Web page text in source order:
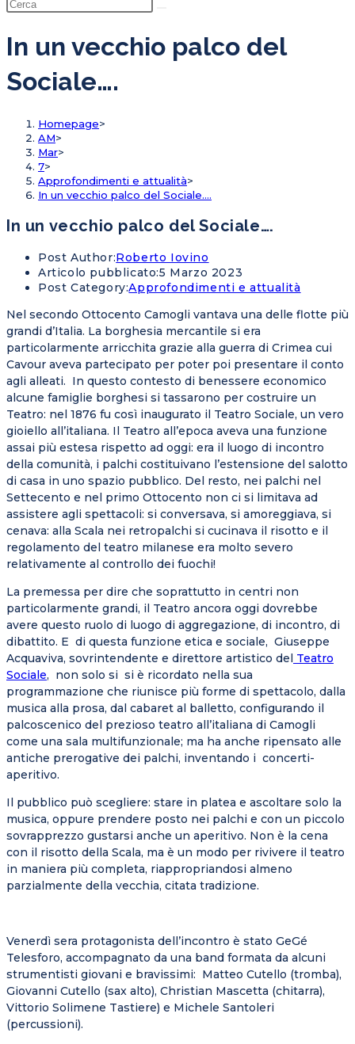
In un vecchio palco del
Sociale….
Homepage>
AM>
Mar>
7>
Approfondimenti e attualità>
In un vecchio palco del Sociale….
In un vecchio palco del Sociale….
Post Author:Roberto Iovino
Articolo pubblicato:5 Marzo 2023
Post Category:Approfondimenti e attualità
Nel secondo Ottocento Camogli vantava una delle flotte più
grandi d’Italia. La borghesia mercantile si era
particolarmente arricchita grazie alla guerra di Crimea cui
Cavour aveva partecipato per poter poi presentare il conto
agli alleati. In questo contesto di benessere economico
alcune famiglie borghesi si tassarono per costruire un
Teatro: nel 1876 fu così inaugurato il Teatro Sociale, un vero
gioiello all’italiana. Il Teatro all’epoca aveva una funzione
assai più estesa rispetto ad oggi: era il luogo di incontro
della comunità, i palchi costituivano l’estensione del salotto
di casa in uno spazio pubblico. Del resto, nei palchi nel
Settecento e nel primo Ottocento non ci si limitava ad
assistere agli spettacoli: si conversava, si amoreggiava, si
cenava: alla Scala nei retropalchi si cucinava il risotto e il
regolamento del teatro milanese era molto severo
relativamente al controllo dei fuochi!
La premessa per dire che soprattutto in centri non
particolarmente grandi, il Teatro ancora oggi dovrebbe
avere questo ruolo di luogo di aggregazione, di incontro, di
dibattito. E di questa funzione etica e sociale, Giuseppe
Acquaviva, sovrintendente e direttore artistico del Teatro
Sociale, non solo si si è ricordato nella sua
programmazione che riunisce più forme di spettacolo, dalla
musica alla prosa, dal cabaret al balletto, configurando il
palcoscenico del prezioso teatro all’italiana di Camogli
come una sala multifunzionale; ma ha anche ripensato alle
antiche prerogative dei palchi, inventando i concerti-
aperitivo.
Il pubblico può scegliere: stare in platea e ascoltare solo la
musica, oppure prendere posto nei palchi e con un piccolo
sovrapprezzo gustarsi anche un aperitivo. Non è la cena
con il risotto della Scala, ma è un modo per rivivere il teatro
in maniera più completa, riappropriandosi almeno
parzialmente della vecchia, citata tradizione.
Venerdì sera protagonista dell’incontro è stato GeGé
Telesforo, accompagnato da una band formata da alcuni
strumentisti giovani e bravissimi: Matteo Cutello (tromba),
Giovanni Cutello (sax alto), Christian Mascetta (chitarra),
Vittorio Solimene Tastiere) e Michele Santoleri
(percussioni).